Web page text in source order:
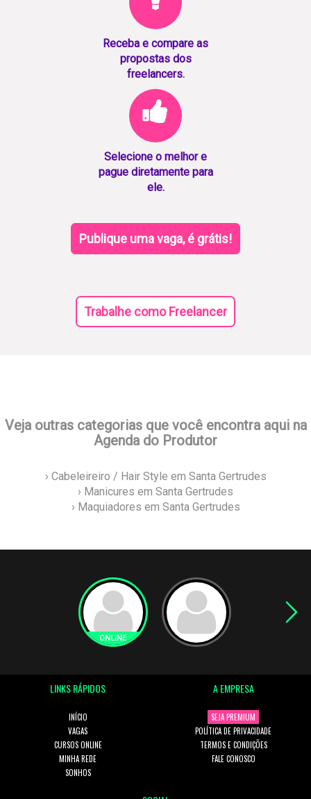
Receba e compare as
propostas dos
freelancers.
Selecione o melhor e
pague diretamente para
ele.
Publique uma vaga, é grátis!
Trabalhe como Freelancer
Veja outras categorias que você encontra aqui na
Agenda do Produtor
› Cabeleireiro / Hair Style em Santa Gertrudes
› Manicures em Santa Gertrudes
› Maquiadores em Santa Gertrudes
LINKS RÁPIDOS
INÍCIO
VAGAS
CURSOS ONLINE
MINHA REDE
SONHOS
A EMPRESA
SEJA PREMIUM
POLÍTICA DE PRIVACIDADE
TERMOS E CONDIÇÕES
FALE CONOSCO